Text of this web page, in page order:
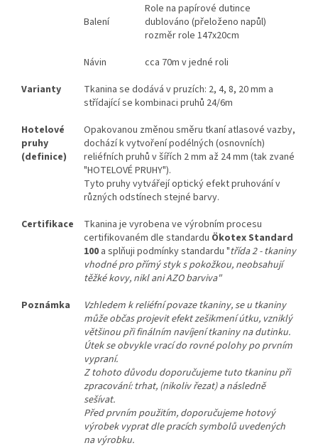
Balení
Role na papírové dutince
dublováno (přeloženo napůl)
rozměr role 147x20cm
Návin
cca 70m v jedné roli
Varianty
Tkanina se dodává v pruzích: 2, 4, 8, 20 mm a
střídající se kombinaci pruhů 24/6m
Hotelové
pruhy
(definice)
Opakovanou změnou směru tkaní atlasové vazby,
dochází k vytvoření podélných (osnovních)
reliéfních pruhů v šířích 2 mm až 24 mm (tak zvané
"HOTELOVÉ PRUHY").
Tyto pruhy vytvářejí optický efekt pruhování v
různých odstínech stejné barvy.
Certifikace
Tkanina je vyrobena ve výrobním procesu
certifikovaném dle standardu Ökotex Standard
100 a splňuji podmínky standardu "třída 2 - tkaniny
vhodné pro přímý styk s pokožkou, neobsahují
těžké kovy, nikl ani AZO barviva"
Poznámka
Vzhledem k reliéfní povaze tkaniny, se u tkaniny
může občas projevit efekt zešikmení útku, vzniklý
většinou při finálním navíjení tkaniny na dutinku.
Útek se obvykle vrací do rovné polohy po prvním
vypraní.
Z tohoto důvodu doporučujeme tuto tkaninu při
zpracování: trhat, (nikoliv řezat) a následně
sešívat.
Před prvním použitím, doporučujeme hotový
výrobek vyprat dle pracích symbolů uvedených
na výrobku.